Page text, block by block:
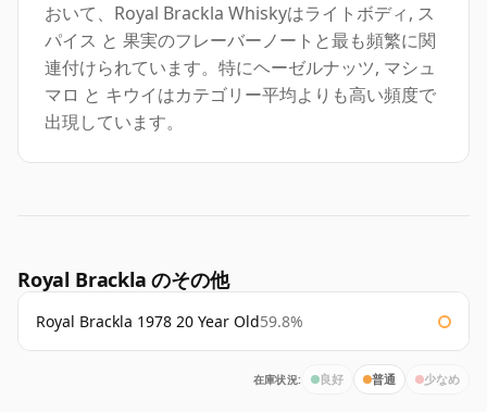
おいて、Royal Brackla Whiskyはライトボディ, ス
パイス と 果実のフレーバーノートと最も頻繁に関
連付けられています。特にヘーゼルナッツ, マシュ
マロ と キウイはカテゴリー平均よりも高い頻度で
出現しています。
Royal Brackla のその他
Royal Brackla 1978 20 Year Old59.8%
在庫状況: 良好 普通 少なめ